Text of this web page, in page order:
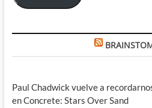
Paul Chadwick vuelve a
en Concrete: Stars Over Sand